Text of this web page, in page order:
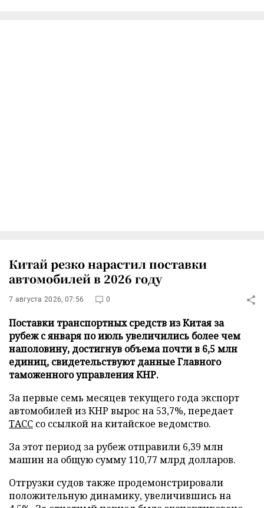
Китай резко нарастил поставки
автомобилей в 2026 году
7 августа 2026, 07:56 0
Поставки транспортных средств из Китая за
рубеж с января по июль увеличились более чем
наполовину, достигнув объема почти в 6,5 млн
единиц, свидетельствуют данные Главного
таможенного управления КНР.
За первые семь месяцев текущего года экспорт
автомобилей из КНР вырос на 53,7%, передает
ТАСС со ссылкой на китайское ведомство.
За этот период за рубеж отправили 6,39 млн
машин на общую сумму 110,77 млрд долларов.
Отгрузки судов также продемонстрировали
положительную динамику, увеличившись на